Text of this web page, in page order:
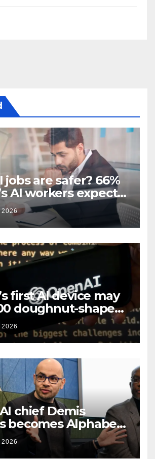
jobs are safer? 66%
AI workers expect
2026
first AI device may
doughnut-shaped
Report
2026
chief Demis
becomes Alphabet
in leadership
2026